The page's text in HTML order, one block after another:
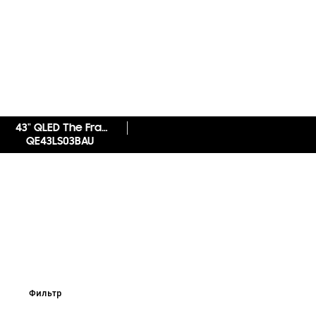
43" QLED The Frame 4K LS03B
QE43LS03BAU
Фильтр